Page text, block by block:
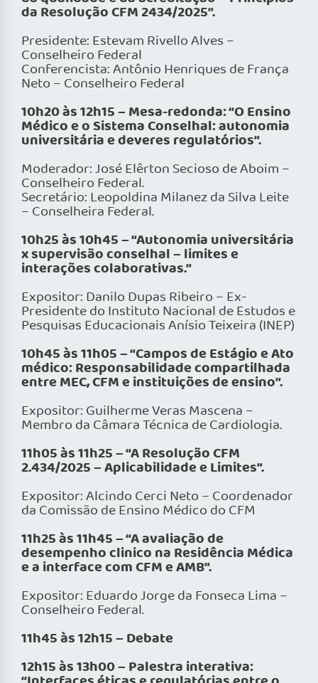
da Resolução CFM 2434/2025”.
Presidente: Estevam Rivello Alves –
Conselheiro Federal
Conferencista: Antônio Henriques de França
Neto – Conselheiro Federal
10h20 às 12h15 – Mesa-redonda: “O Ensino
Médico e o Sistema Conselhal: autonomia
universitária e deveres regulatórios”.
Moderador: José Elêrton Secioso de Aboim –
Conselheiro Federal.
Secretário: Leopoldina Milanez da Silva Leite
– Conselheira Federal.
10h25 às 10h45 – “Autonomia universitária
x supervisão conselhal – limites e
interações colaborativas.”
Expositor: Danilo Dupas Ribeiro – Ex-
Presidente do Instituto Nacional de Estudos e
Pesquisas Educacionais Anísio Teixeira (INEP)
10h45 às 11h05 – “Campos de Estágio e Ato
médico: Responsabilidade compartilhada
entre MEC, CFM e instituições de ensino”.
Expositor: Guilherme Veras Mascena –
Membro da Câmara Técnica de Cardiologia.
11h05 às 11h25 – “A Resolução CFM
2.434/2025 – Aplicabilidade e Limites”.
Expositor: Alcindo Cerci Neto – Coordenador
da Comissão de Ensino Médico do CFM
11h25 às 11h45 – “A avaliação de
desempenho clinico na Residência Médica
e a interface com CFM e AMB”.
Expositor: Eduardo Jorge da Fonseca Lima –
Conselheiro Federal.
11h45 às 12h15 – Debate
12h15 às 13h00 – Palestra interativa: